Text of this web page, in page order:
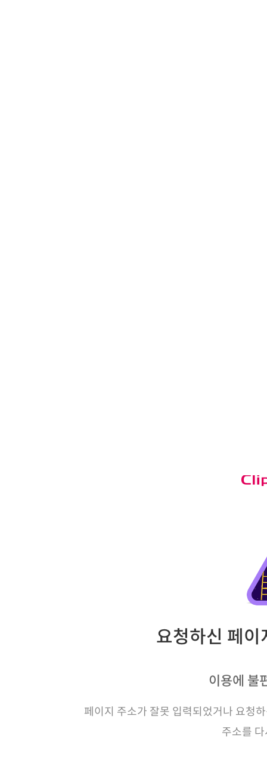
요청하신 페
이용에 불
페이지 주소가 잘못 입력되었거나 요청
주소를